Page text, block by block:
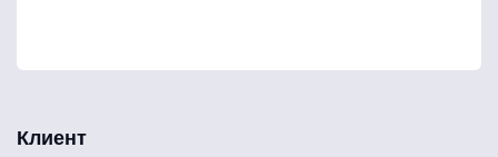
Клиент